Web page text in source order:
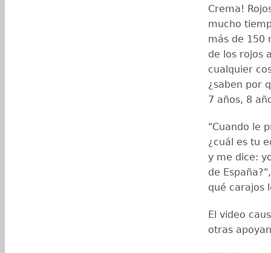
Crema!
mucho
más de 150
de los rojos
cualquier
¿saben por
7 años, 8
"Cuando le
¿cuál es tu
y me dice:
de
qué carajos
El video
otras